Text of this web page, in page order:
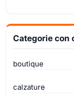
Categorie con
boutique
calzature